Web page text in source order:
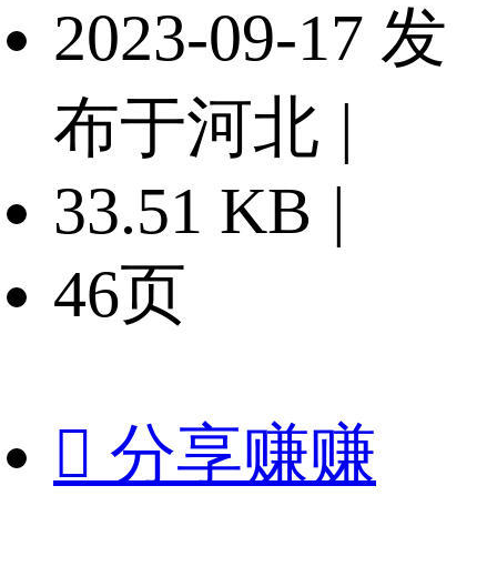
2023-09-17 发
布于河北 |
33.51 KB |
46页
 分享赚赚